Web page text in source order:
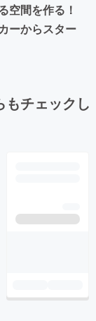
空間を作る！
ーからスター
もチェックし